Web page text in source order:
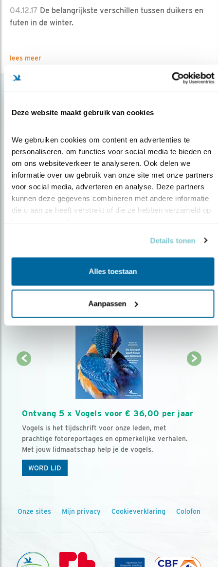
Deze website maakt gebruik van cookies
We gebruiken cookies om content en advertenties te
personaliseren, om functies voor social media te bieden en
om ons websiteverkeer te analyseren. Ook delen we
informatie over uw gebruik van onze site met onze partners
voor social media, adverteren en analyse. Deze partners
kunnen deze gegevens combineren met andere informatie
die u aan ze heeft verstrekt of die ze hebben verzameld op
Details tonen
Alles toestaan
Aanpassen
04.12.17 De belangrijkste verschillen tussen duikers en
futen in de winter.
lees meer
Op de hoogte blijven?
Meld je aan en ontvang nieuws, inspiratie, acties en tips
over vogels en activiteiten van Vogelbescherming.
AANMELDEN VOGELNIEUWS
Ontvang 5 x Vogels voor € 36,00 per jaar
Vogels is het tijdschrift voor onze leden, met
prachtige fotoreportages en opmerkelijke verhalen.
Met jouw lidmaatschap help je de vogels.
WORD LID
Onze sites Mijn privacy Cookieverklaring Colofon